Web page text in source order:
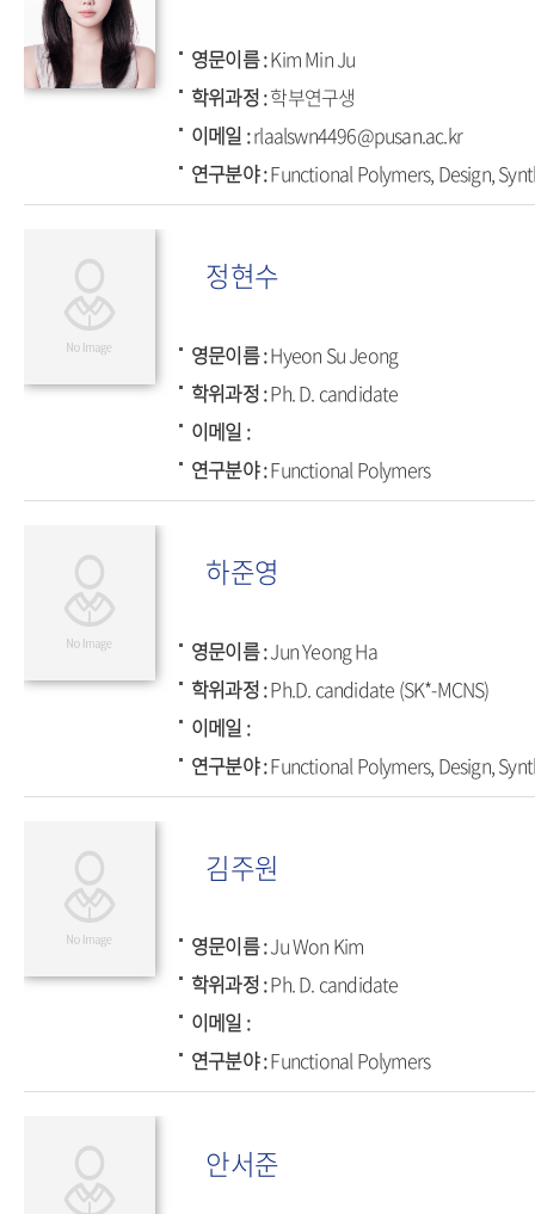
영문이름 Kim Min Ju
학위과정 학부연구생
이메일 rlaalswn4496@pusan.ac.kr
연구분야 Functional Polymers, Design,
정현수
영문이름 Hyeon Su Jeong
학위과정 Ph. D. candidate
이메일
연구분야 Functional Polymers
하준영
영문이름 Jun Yeong Ha
학위과정 Ph.D. candidate (SK*-MCNS)
이메일
연구분야 Functional Polymers, Design,
김주원
영문이름 Ju Won Kim
학위과정 Ph. D. candidate
이메일
연구분야 Functional Polymers
안서준